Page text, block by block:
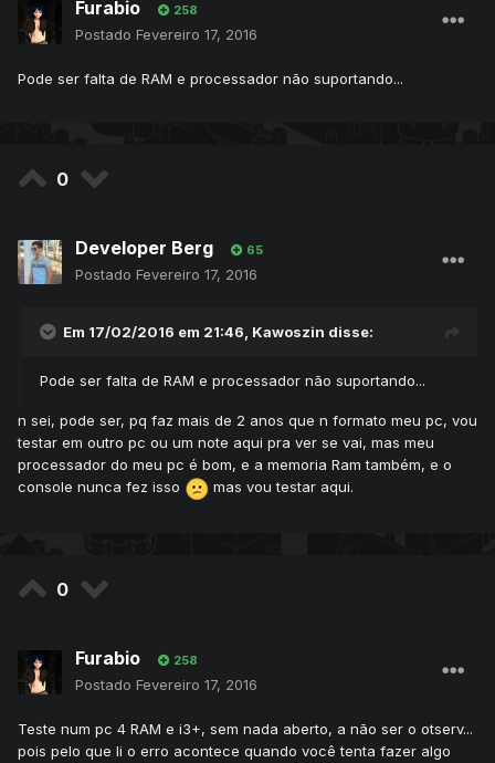
Furabio 258
Postado Fevereiro 17, 2016
Pode ser falta de RAM e processador não suportando...
0
Developer Berg 65
Postado Fevereiro 17, 2016
Em 17/02/2016 em 21:46, Kawoszin disse:
Pode ser falta de RAM e processador não suportando...
n sei, pode ser, pq faz mais de 2 anos que n formato meu pc, vou
testar em outro pc ou um note aqui pra ver se vai, mas meu
processador do meu pc é bom, e a memoria Ram também, e o
console nunca fez isso
mas vou testar aqui.
0
Furabio 258
Postado Fevereiro 17, 2016
Teste num pc 4 RAM e i3+, sem nada aberto, a não ser o otserv...
pois pelo que li o erro acontece quando você tenta fazer algo